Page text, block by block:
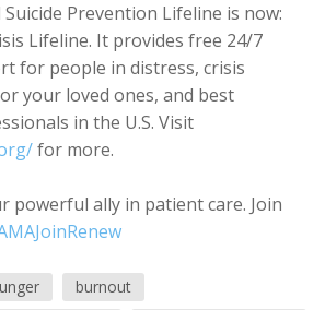
Prevention Lifeline is now:
Lifeline. It provides free 24/7
for people in distress, crisis
your loved ones, and best
in the U.S. Visit
for more.
powerful ally in patient care. Join
burnout